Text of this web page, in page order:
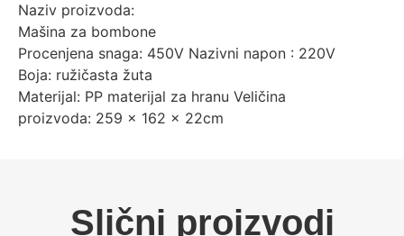
Naziv proizvoda:
Mašina za bombone
Procenjena snaga: 450V Nazivni napon : 220V
Boja: ružičasta žuta
Materijal: PP materijal za hranu Veličina
proizvoda: 259 × 162 × 22cm
Slični proizvodi